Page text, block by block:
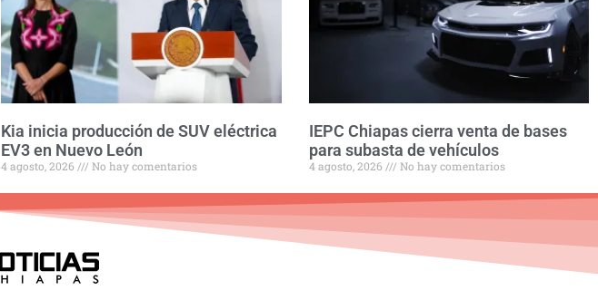
Kia inicia producción de SUV eléctrica
EV3 en Nuevo León
4 agosto, 2026 No hay comentarios
IEPC Chiapas cierra venta de bases
para subasta de vehículos
4 agosto, 2026 No hay comentarios